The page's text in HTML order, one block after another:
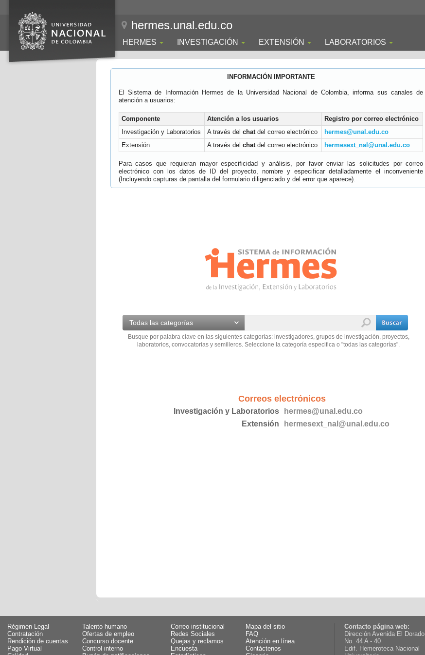
hermes.unal.edu.co
HERMES INVESTIGACIÓN EXTENSIÓN LABORATORIOS
INFORMACIÓN IMPORTANTE
El Sistema de Información Hermes de la Universidad Nacional de Colombia, informa sus canales de
atención a usuarios:
Componente Atención a los usuarios
Registro por correo electrónico
Investigación y Laboratorios
A través del chatdel correo electrónico
hermes@unal.edu.co
Extensión
A través del chatdel correo electrónico hermesext_nal@unal.edu.co
Para casos que requieran mayor especificidad y análisis, por favor enviar las solicitudes por correo
electrónico con los datos de ID del proyecto, nombre y especificar detalladamente el inconveniente
(Incluyendo capturas de pantalla del formulario diligenciado y del error que aparece).
Todas las categorías
Busque por palabra clave en las siguientes categorías: investigadores, grupos de investigación, proyectos,
laboratorios, convocatorias y semilleros. Seleccione la categoría especifica o "todas las categorías".
Correos electrónicos
Investigación y Laboratorios
hermes@unal.edu.co
Extensión
hermesext_nal@unal.edu.co
Régimen Legal
Talento humano
Contratación
Ofertas de empleo
Rendición de cuentas
Concurso docente
Pago Virtual
Control interno
Correo institucional
Mapa del sitio
Redes Sociales
FAQ
Quejas y reclamos
Atención en línea
Encuesta
Contáctenos
Contacto página web:
Dirección Avenida El Dorado
No. 44 A - 40
Edif. Hemeroteca Nacional